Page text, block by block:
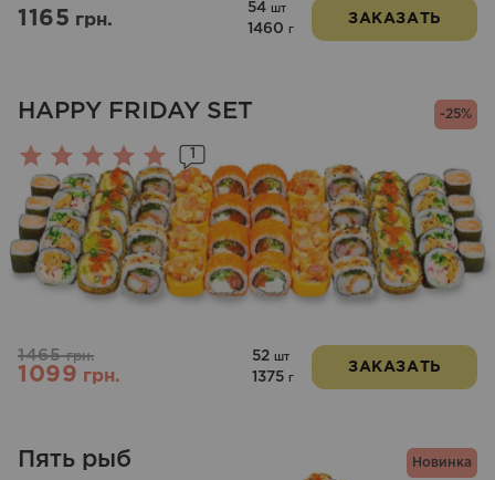
1165грн.
54 шт
1460 г
ЗАКАЗАТЬ
-25%
HAPPY FRIDAY SET
Оценка
5.00
из 5
1465грн.
1099грн.
52 шт
1375 г
ЗАКАЗАТЬ
Новинка
Пять рыб